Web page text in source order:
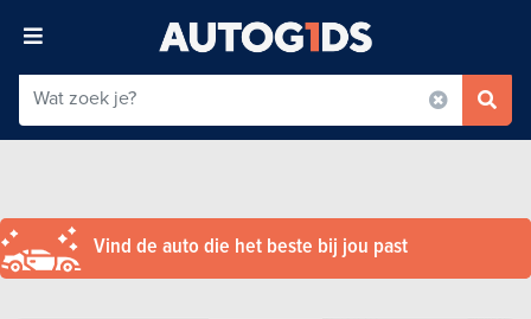
Vind de auto die het beste bij jou past